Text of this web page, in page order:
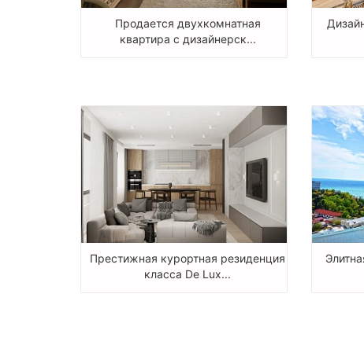
Продается двухкомнатная
квартира с дизайнерск...
Престижная курортная резиденция
класса De Lux...